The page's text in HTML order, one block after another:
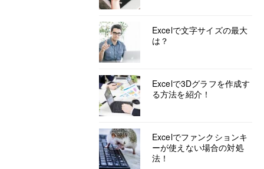
Excelで文字サイズの最大
は？
Excelで3Dグラフを作成す
る方法を紹介！
Excelでファンクションキ
ーが使えない場合の対処
法！